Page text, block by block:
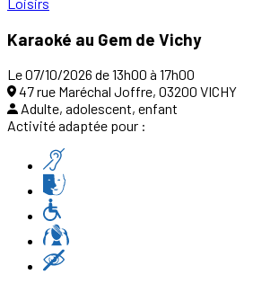
Karaoké au Gem de Vichy
Le 07/10/2026 de 13h00 à 17h00
47 rue Maréchal Joffre, 03200 VICHY
Adulte, adolescent, enfant
Activité adaptée pour :